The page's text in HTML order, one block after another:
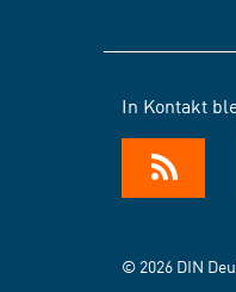
In Kontakt
© 2026 DIN